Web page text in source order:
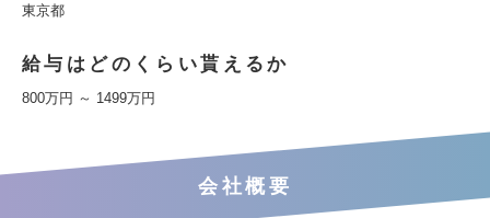
東京都
給与はどのくらい貰えるか
800万円 ～ 1499万円
会社概要